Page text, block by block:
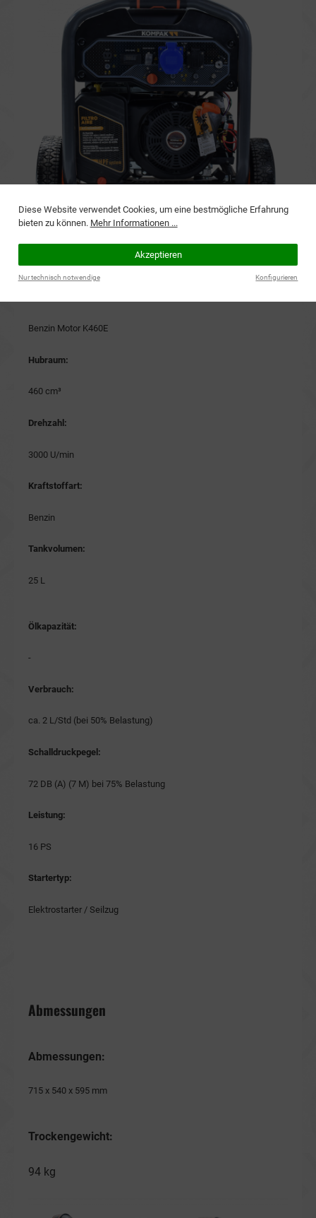
Benzin Motor K460E
Hubraum:
460 cm³
Drehzahl:
3000 U/min
Kraftstoffart:
Benzin
Tankvolumen:
25 L
Ölkapazität:
-
Verbrauch:
ca. 2 L/Std (bei 50% Belastung)
Schalldruckpegel:
72 DB (A) (7 M) bei 75% Belastung
Leistung:
16 PS
Startertyp:
Elektrostarter / Seilzug
Abmessungen
Abmessungen:
715 x 540 x 595 mm
Trockengewicht:
94 kg
Diese Website verwendet Cookies, um eine bestmögliche Erfahrung
bieten zu können. Mehr Informationen ...
Akzeptieren
Nur technisch notwendige Konfigurieren